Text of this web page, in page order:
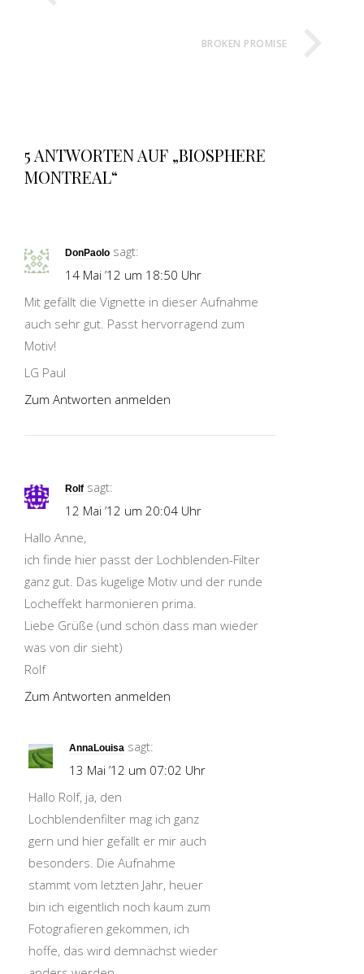
BROKEN PROMISE
5 ANTWORTEN AUF „BIOSPHERE
MONTREAL“
DonPaolo sagt:
14 Mai ’12 um 18:50 Uhr
Mit gefällt die Vignette in dieser Aufnahme
auch sehr gut. Passt hervorragend zum
Motiv!
LG Paul
Zum Antworten anmelden
Rolf sagt:
12 Mai ’12 um 20:04 Uhr
Hallo Anne,
ich finde hier passt der Lochblenden-Filter
ganz gut. Das kugelige Motiv und der runde
Locheffekt harmonieren prima.
Liebe Grüße (und schön dass man wieder
was von dir sieht)
Rolf
Zum Antworten anmelden
AnnaLouisa sagt:
13 Mai ’12 um 07:02 Uhr
Hallo Rolf, ja, den
Lochblendenfilter mag ich ganz
gern und hier gefällt er mir auch
besonders. Die Aufnahme
stammt vom letzten Jahr, heuer
bin ich eigentlich noch kaum zum
Fotografieren gekommen, ich
hoffe, das wird demnächst wieder